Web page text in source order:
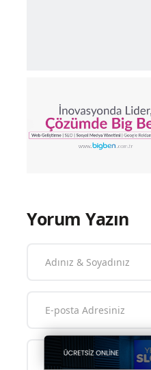
Yorum Yazın